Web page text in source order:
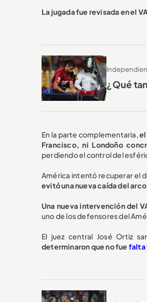
La jugada fue revisada en el
¿Qué
En la parte complementaria,el
Francisco, ni Londoño
perdiendo el control del
América intentó recuperar el
evitó una nueva caída del arco
Una nueva intervención del
uno de los defensores del
El juez central José Ortiz
determinaron que no fue falta